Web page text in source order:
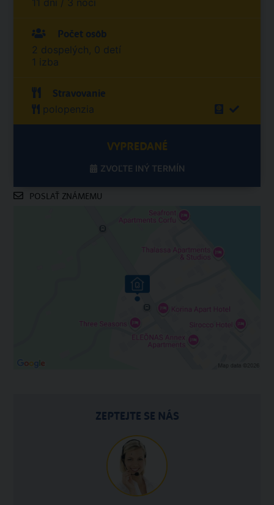
11 dní / 3 nocí
Počet osôb
2 dospelých, 0 detí
1 izba
Stravovanie
polopenzia
VYPREDANÉ
ZVOĽTE INÝ TERMÍN
POSLAŤ ZNÁMEMU
ZEPTEJTE SE NÁS